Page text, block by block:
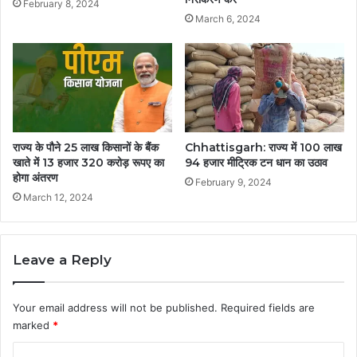
February 8, 2024
March 6, 2024
राज्य के पौने 25 लाख किसानों के बैंक
खाते में 13 हजार 320 करोड़ रूपए का
होगा अंतरण
March 12, 2024
Chhattisgarh: राज्य में 100 लाख
94 हजार मीट्रिक टन धान का उठाव
February 9, 2024
Leave a Reply
Your email address will not be published. Required fields are
marked *